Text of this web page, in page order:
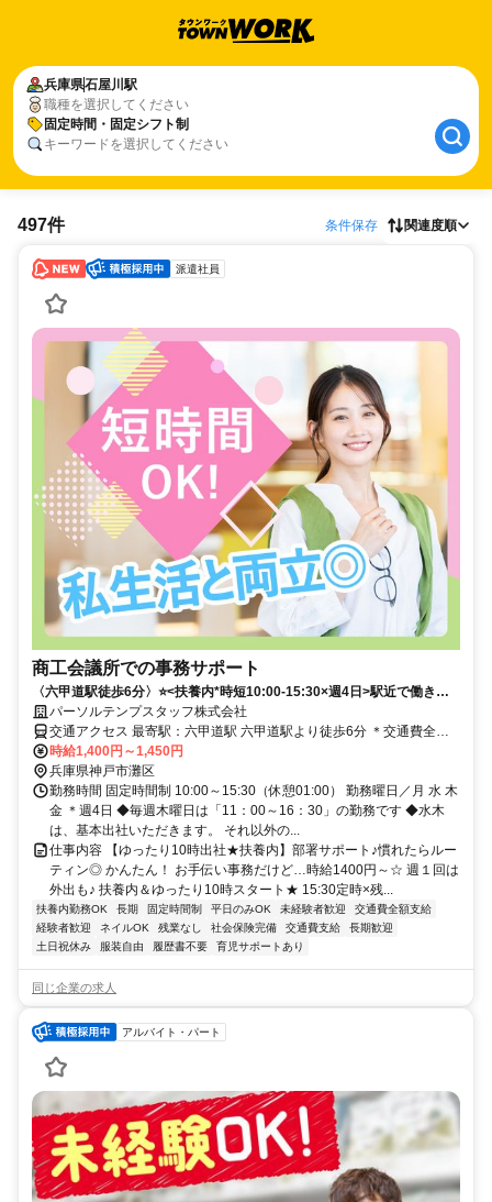
兵庫県石屋川駅
職種を選択してください
固定時間・固定シフト制
キーワードを選択してください
497件 条件保存 関連度順
派遣社員
商工会議所での事務サポート
〈六甲道駅徒歩6分〉⭐️<扶養内*時短10:00-15:30×週4日>駅近で働きや
すい*事務サポート
パーソルテンプスタッフ株式会社
交通アクセス 最寄駅：六甲道駅 六甲道駅より徒歩6分 ＊交通費全額
支給
時給1,400円～1,450円
兵庫県神戸市灘区
勤務時間 固定時間制 10:00～15:30（休憩01:00） 勤務曜日／月 水 木
金 ＊週4日 ◆毎週木曜日は「11：00～16：30」の勤務です ◆水木
は、基本出社いただきます。 それ以外の...
仕事内容 【ゆったり10時出社★扶養内】部署サポート♪慣れたらルー
ティン◎ かんたん！ お手伝い事務だけど…時給1400円～☆ 週１回は
外出も♪ 扶養内＆ゆったり10時スタート★ 15:30定時×残...
扶養内勤務OK 長期 固定時間制 平日のみOK 未経験者歓迎
交通費全額支給
経験者歓迎
ネイルOK 残業なし 社会保険完備 交通費支給
長期歓迎
土日祝休み
服装自由 履歴書不要 育児サポートあり
同じ企業の求人
アルバイト・パート